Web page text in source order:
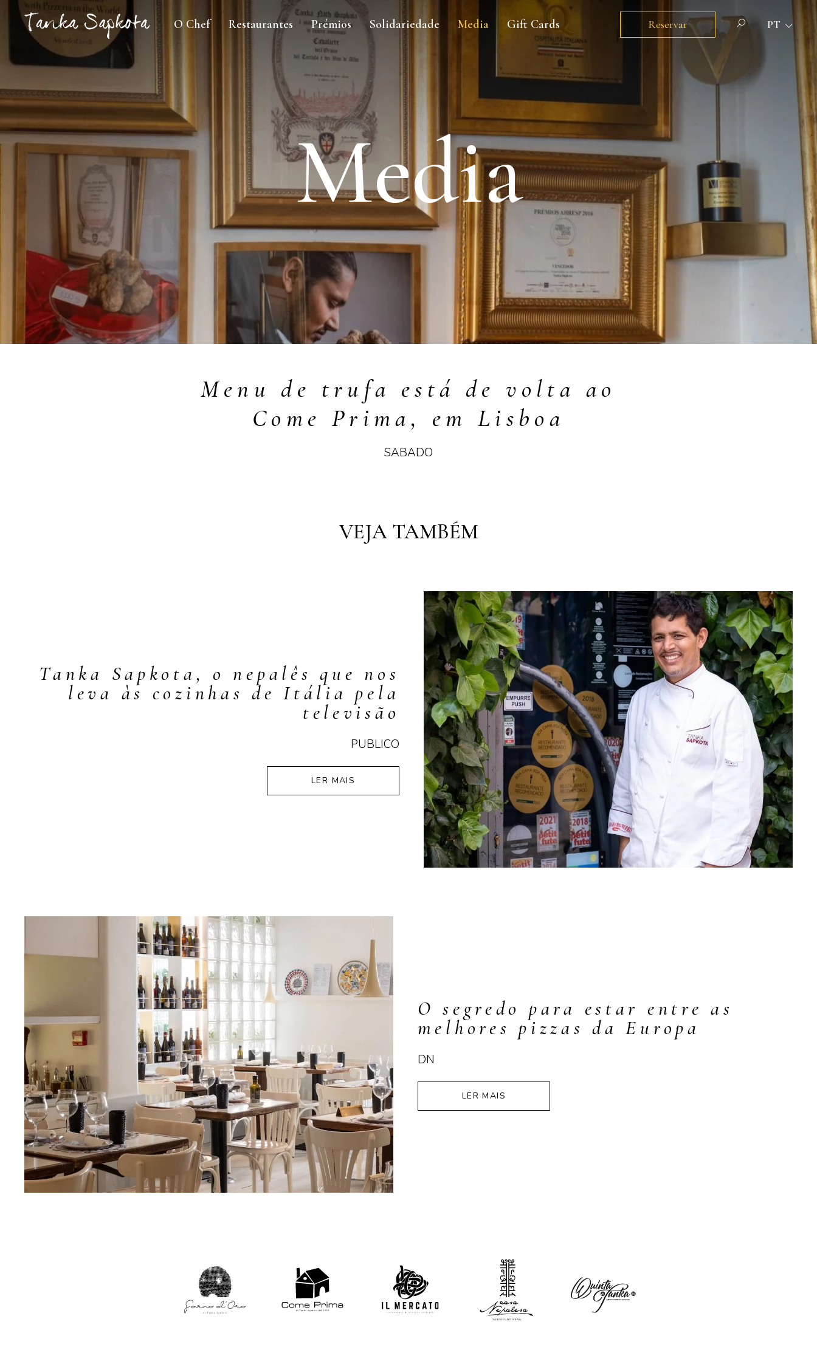
O Chef Restaurantes Prémios Solidariedade Media Gift Cards Reservar
PT
Media
Menu de trufa está de volta ao
Come Prima, em Lisboa
SABADO
VEJA TAMBÉM
Tanka Sapkota, o nepalês que nos
leva às cozinhas de Itália pela
televisão
PUBLICO
LER MAIS
O segredo para estar entre as
melhores pizzas da Europa
DN
LER MAIS